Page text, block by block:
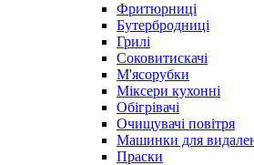
Фритюрниці
Бутербродниці
Грилі
Соковитискачі
М'ясорубки
Міксери кухонні
Обігрівачі
Очищувачі повітря
Машинки для
Праски